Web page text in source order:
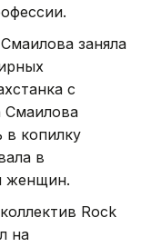
заняла
с
Смаилова
в копилку
в
женщин.
Rock
на